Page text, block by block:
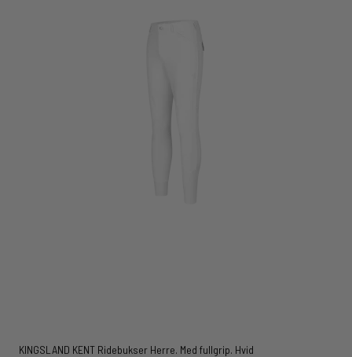
KINGSLAND KENT Ridebukser Herre. Med fullgrip. Hvid